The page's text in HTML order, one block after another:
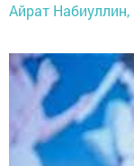
Айрат Набиуллин,